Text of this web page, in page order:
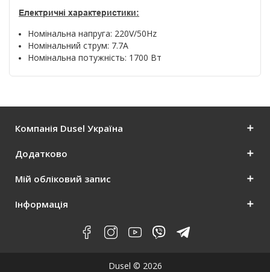
Електричні характеристики:
Номінальна напруга: 220V/50Hz
Номінальний струм: 7.7A
Номінальна потужність: 1700 Вт
Компанія Dusel Україна
Додатково
Мій обліковий запис
Інформація
Dusel © 2026